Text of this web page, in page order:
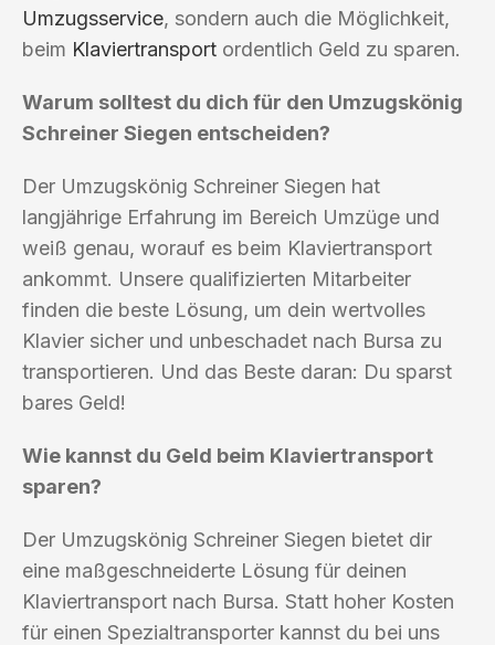
Umzugsservice, sondern auch die Möglichkeit,
beim Klaviertransport ordentlich Geld zu sparen.
Warum solltest du dich für den Umzugskönig
Schreiner Siegen entscheiden?
Der Umzugskönig Schreiner Siegen hat
langjährige Erfahrung im Bereich Umzüge und
weiß genau, worauf es beim Klaviertransport
ankommt. Unsere qualifizierten Mitarbeiter
finden die beste Lösung, um dein wertvolles
Klavier sicher und unbeschadet nach Bursa zu
transportieren. Und das Beste daran: Du sparst
bares Geld!
Wie kannst du Geld beim Klaviertransport
sparen?
Der Umzugskönig Schreiner Siegen bietet dir
eine maßgeschneiderte Lösung für deinen
Klaviertransport nach Bursa. Statt hoher Kosten
für einen Spezialtransporter kannst du bei uns